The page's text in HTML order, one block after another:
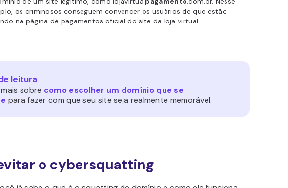
os criminosos conseguem convencer os usuários de que estão
na página de pagamentos oficial do site da loja virtual.
leitura
sobre como escolher um domínio que se
para fazer com que seu site seja realmente memorável.
o cybersquatting